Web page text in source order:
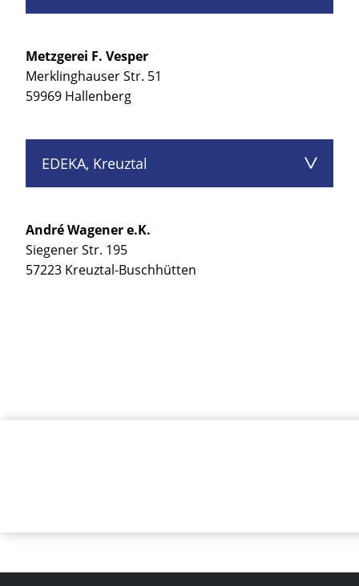
Metzgerei F. Vesper
Merklinghauser Str. 51
59969 Hallenberg
EDEKA, Kreuztal
André Wagener e.K.
Siegener Str. 195
57223 Kreuztal-Buschhütten